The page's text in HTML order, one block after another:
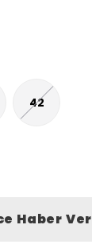
42
Haber Ver